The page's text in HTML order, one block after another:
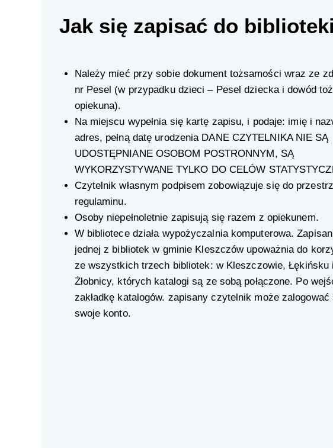
Jak się zapisać do
Należy mieć przy sobie dokument tożsamości wraz ze
nr Pesel (w przypadku dzieci – Pesel dziecka i dowód
opiekuna).
Na miejscu wypełnia się kartę zapisu, i podaje: imię i
adres, pełną datę urodzenia DANE CZYTELNIKA NIE SĄ
UDOSTĘPNIANE OSOBOM POSTRONNYM, SĄ
WYKORZYSTYWANE TYLKO DO CELÓW
Czytelnik własnym podpisem zobowiązuje się do
regulaminu.
Osoby niepełnoletnie zapisują się razem z opiekunem.
W bibliotece działa wypożyczalnia komputerowa.
jednej z bibliotek w gminie Kleszczów upoważnia do
ze wszystkich trzech bibliotek: w Kleszczowie, Łękińsku i
Żłobnicy, których katalogi są ze sobą połączone. Po
zakładkę katalogów. zapisany czytelnik może zalogować
swoje konto.